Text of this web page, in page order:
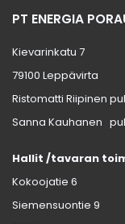
PT ENERGIA
Kievarinkatu 7
79100 Leppävirta
Ristomatti Riipinen
Sanna Kauhanen
Hallit /tavaran
Kokoojatie 6
Siemensuontie 9